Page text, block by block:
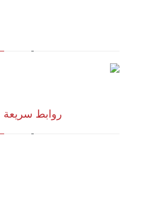
روابط سريعة